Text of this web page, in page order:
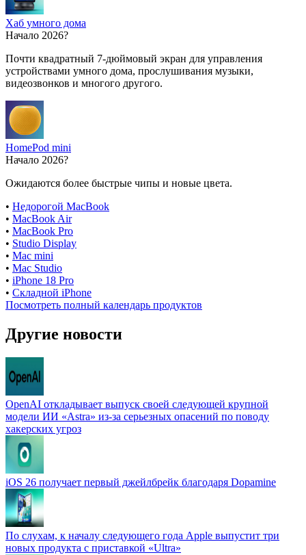
Хаб умного дома
Начало 2026?
Почти квадратный 7-дюймовый экран для управления
устройствами умного дома, прослушивания музыки,
видеозвонков и многого другого.
HomePod mini
Начало 2026?
Ожидаются более быстрые чипы и новые цвета.
• Недорогой MacBook
• MacBook Air
• MacBook Pro
• Studio Display
• Mac mini
• Mac Studio
• iPhone 18 Pro
• Складной iPhone
Посмотреть полный календарь продуктов
Другие новости
OpenAI откладывает выпуск своей следующей крупной
модели ИИ «Astra» из-за серьезных опасений по поводу
хакерских угроз
iOS 26 получает первый джейлбрейк благодаря Dopamine
По слухам, к началу следующего года Apple выпустит три
новых продукта с приставкой «Ultra»